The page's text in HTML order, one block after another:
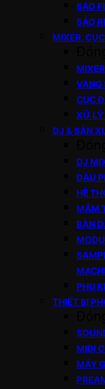
SÁO
SÁO
MIXER,
VANG
CỤC
XỬ LÝ
DJ & SẢN
DJ
ĐẦU
HỆ
MÂM
BÀN
PHỤ
THIẾT BỊ
MIDI
MÁY